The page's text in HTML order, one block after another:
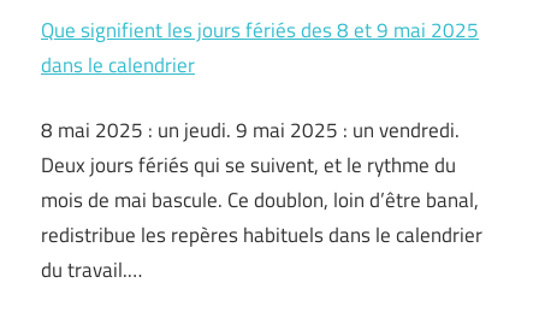
Que signifient les jours fériés des 8 et 9 mai 2025
dans le calendrier
8 mai 2025 : un jeudi. 9 mai 2025 : un vendredi.
Deux jours fériés qui se suivent, et le rythme du
mois de mai bascule. Ce doublon, loin d’être banal,
redistribue les repères habituels dans le calendrier
du travail.…